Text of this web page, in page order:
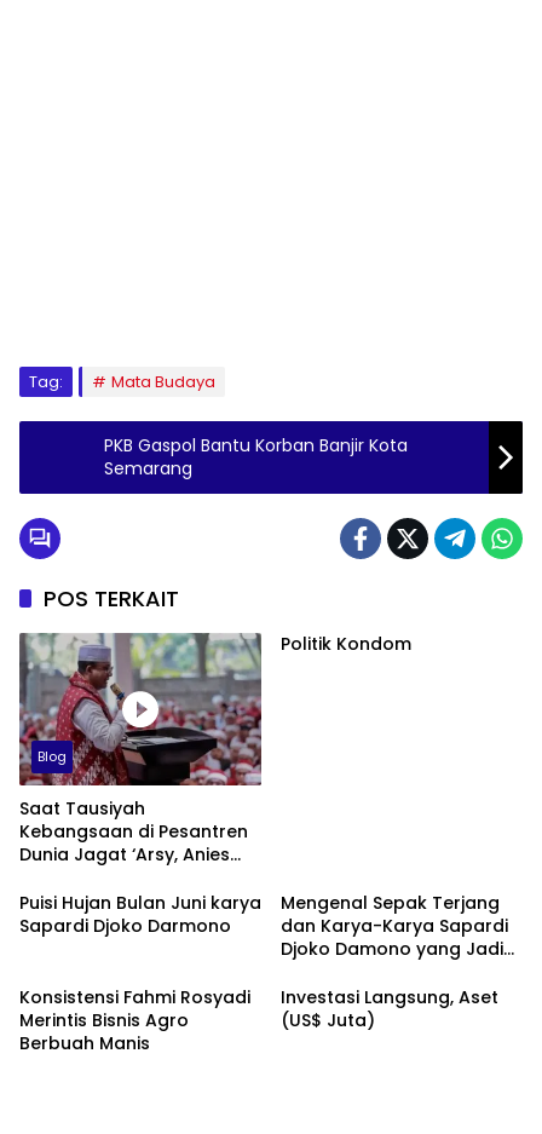
Tag: Mata Budaya
PKB Gaspol Bantu Korban Banjir Kota
Semarang
POS TERKAIT
Blog
Saat Tausiyah
Kebangsaan di Pesantren
Dunia Jagat ‘Arsy, Anies
Dukungan dari Abah Aos
Politik Kondom
Puisi Hujan Bulan Juni karya
Sapardi Djoko Darmono
Mengenal Sepak Terjang
dan Karya-Karya Sapardi
Djoko Damono yang Jadi
Konsistensi Fahmi Rosyadi
Merintis Bisnis Agro
Berbuah Manis
Investasi Langsung, Aset
(US$ Juta)